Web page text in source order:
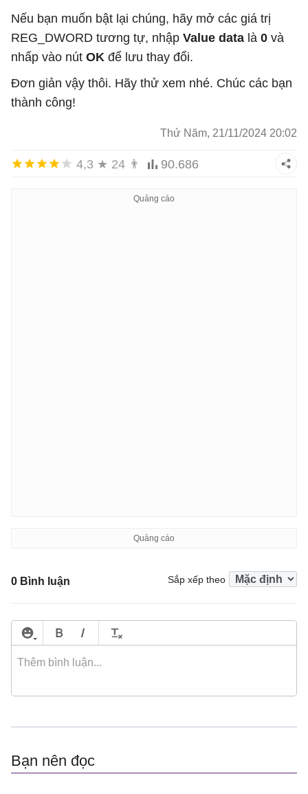
Nếu bạn muốn bật lại chúng, hãy mở các giá trị
REG_DWORD tương tự, nhập Value data là 0 và
nhấp vào nút OK để lưu thay đổi.
Đơn giản vậy thôi. Hãy thử xem nhé. Chúc các bạn
thành công!
Thứ Năm, 21/11/2024 20:02
4,3 ★ 24 👨 90.686
0 Bình luận Sắp xếp theo
Bạn nên đọc